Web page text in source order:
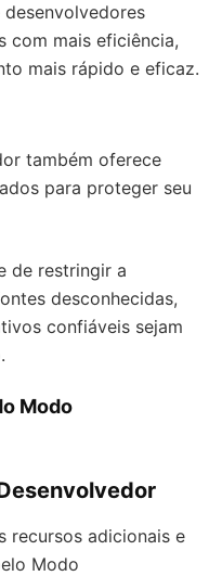
desenvolvedores
com mais eficiência,
mais rápido e eficaz.
também oferece
para proteger seu
de restringir a
desconhecidas,
confiáveis sejam
Modo
recursos adicionais e
Modo